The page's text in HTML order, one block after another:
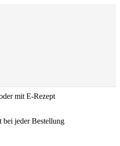
mit E-Rezept
bei jeder Bestellung